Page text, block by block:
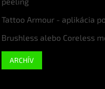
Tattoo Armour - aplikácia
Brushless alebo Coreless
ARCHÍV